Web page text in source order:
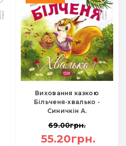
Виховання казкою
Більченя-хвалько -
Синичкін А.
69.00грн.
55.20грн.